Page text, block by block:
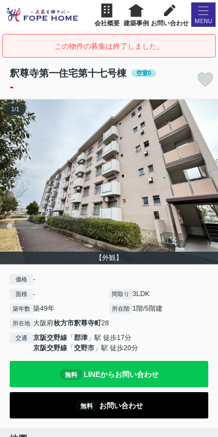
会社概要 建築事例 お問い合わせ
この物件の募集は終了しました。
釈尊寺第一住宅第十七号棟 空室0
-
【外観】
1 /1
価格 -
面積 - 間取り 3LDK
築年数 築49年 所在階 1階/5階建
所在地 大阪府枚方市釈尊寺町28
交通 京阪交野線 「郡津 」駅 徒歩17分
京阪交野線 「交野市 」駅 徒歩20分
無料 LINEからお問い合わせ
無料 お問い合わせ